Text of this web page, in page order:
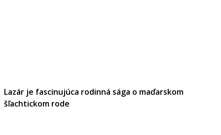
Lazár je fascinujúca rodinná sága o maďarskom
šľachtickom rode